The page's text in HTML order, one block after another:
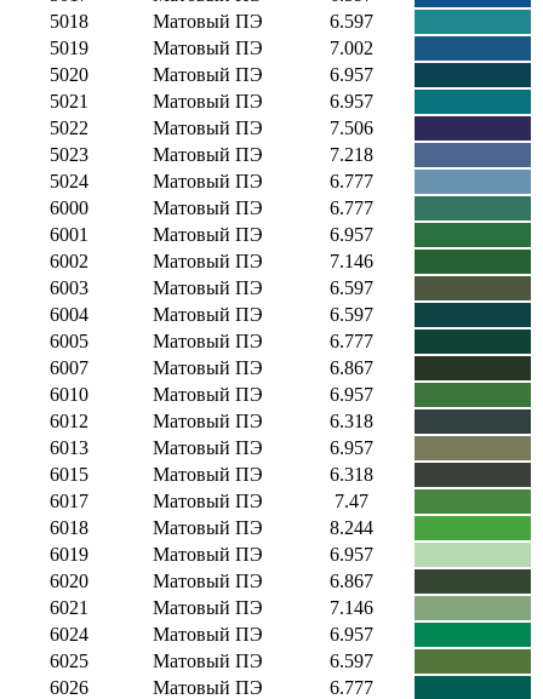
5018
Матовый ПЭ
6.597
5019
Матовый ПЭ
7.002
5020
Матовый ПЭ
6.957
5021
Матовый ПЭ
6.957
5022
Матовый ПЭ
7.506
5023
Матовый ПЭ
7.218
5024
Матовый ПЭ
6.777
6000
Матовый ПЭ
6.777
6001
Матовый ПЭ
6.957
6002
Матовый ПЭ
7.146
6003
Матовый ПЭ
6.597
6004
Матовый ПЭ
6.597
6005
Матовый ПЭ
6.777
6007
Матовый ПЭ
6.867
6010
Матовый ПЭ
6.957
6012
Матовый ПЭ
6.318
6013
Матовый ПЭ
6.957
6015
Матовый ПЭ
6.318
6017
Матовый ПЭ
7.47
6018
Матовый ПЭ
8.244
6019
Матовый ПЭ
6.957
6020
Матовый ПЭ
6.867
6021
Матовый ПЭ
7.146
6024
Матовый ПЭ
6.957
6025
Матовый ПЭ
6.597
6026
Матовый ПЭ
6.777